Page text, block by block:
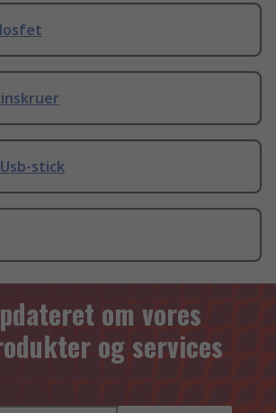
stick
om vores
og services